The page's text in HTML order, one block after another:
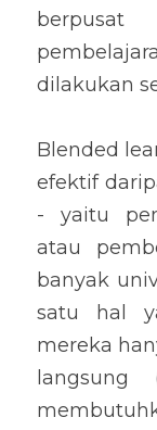
dilakukan
Blended
efektif
- yaitu
atau
banyak
satu hal
mereka
langsung